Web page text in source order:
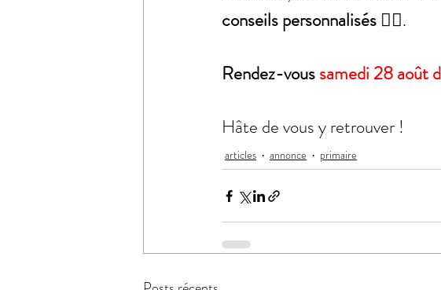
conseils personnalisés 👍🏻.
Rendez-vous samedi 28 août
Hâte de vous y retrouver !
articles annonce primaire